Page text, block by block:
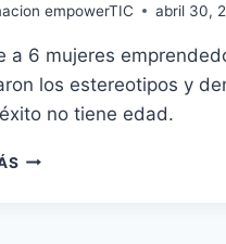
empowerTIC abril 30,
a 6 mujeres
los estereotipos y
no tiene edad.